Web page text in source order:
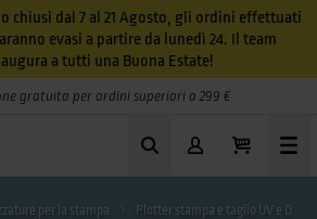
chiusi dal 7 al 21 Agosto, gli ordini effettuati
evasi a partire da lunedì 24. Il team
a tutti una Buona Estate!
gratuita per ordini superiori a 299 €
per la stampa Plotter stampa e taglio UV e DTF UV